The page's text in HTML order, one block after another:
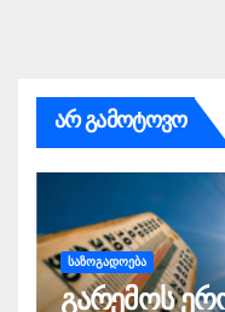
არ გამოტოვო
ᲡᲐᲖᲝᲒᲐᲓᲝᲔᲑᲐ
გარემოს